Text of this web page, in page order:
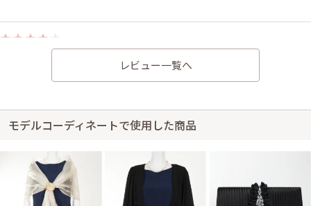
身長166cm【Mサイズ】 (バスト：C70)
結婚式 (友人として)
少々肩ひもがズレたりしたので、調整できるものだと、もっと良かったで
す。
商品の肩ひもの調整について、ご連絡いただきありがとうございました。肩
ひもの位置は4段階で変えられるようになっておりますが、おわかりにくく
ご不便をおかけして申し訳ございませんでした。
レビュー一覧へ
モデルコーディネートで使用した商品